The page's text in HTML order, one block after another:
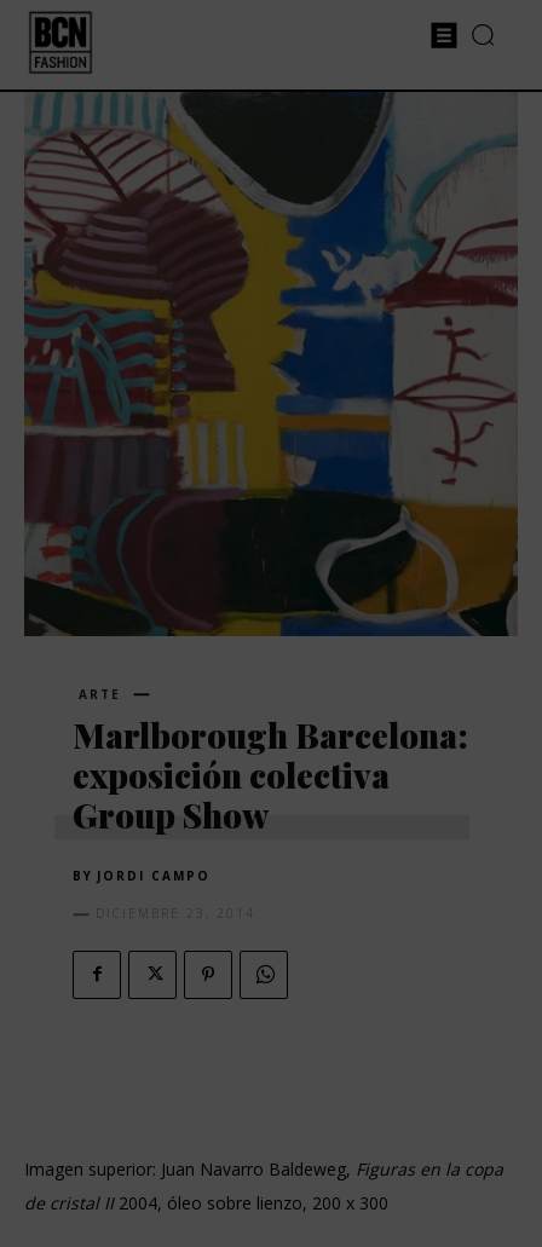
ARTE
Marlborough Barcelona:
exposición colectiva
Group Show
BY JORDI CAMPO
DICIEMBRE 23, 2014
Imagen superior: Juan Navarro Baldeweg, Figuras en la copa
de cristal II 2004, óleo sobre lienzo, 200 x 300